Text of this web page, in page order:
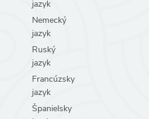
jazyk
Nemecký
jazyk
Ruský
jazyk
Francúzsky
jazyk
Španielsky